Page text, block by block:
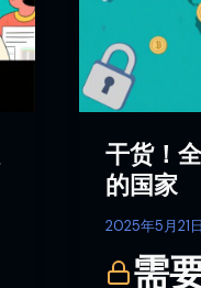
干货！
的国家
2025年5月21日
需
最
适
合
加
密
货
币
发
的